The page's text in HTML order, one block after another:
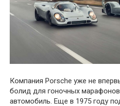
Компания Porsche уже не
болид для гоночных
автомобиль. Еще в 1975 году